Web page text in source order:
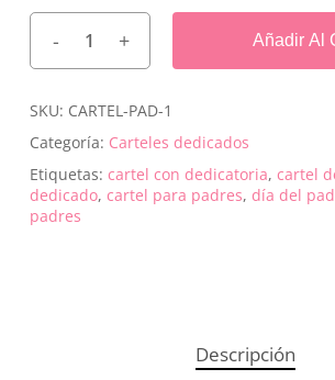
Añadir Al
SKU: CARTEL-PAD-1
Categoría: Carteles dedicados
Etiquetas: cartel con dedicatoria, cartel
dedicado, cartel para padres, día del
padres
Descripción